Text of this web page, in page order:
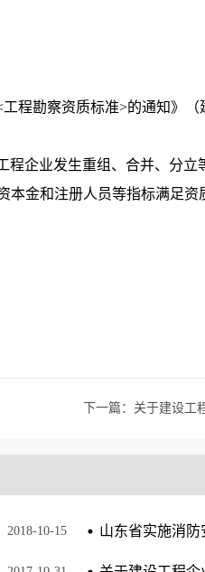
勘察资质标准>的通知》（
企业发生重组、合并、分立
本金和注册人员等指标满足
下一篇： 关于建设工程企业
2018-10-15 山东省实施消